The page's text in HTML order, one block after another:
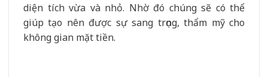
diện tích vừa và nhỏ. Nhờ đó chúng sẽ có thể
giúp tạo nên được sự sang trọng, thẩm mỹ cho
không gian mặt tiền.